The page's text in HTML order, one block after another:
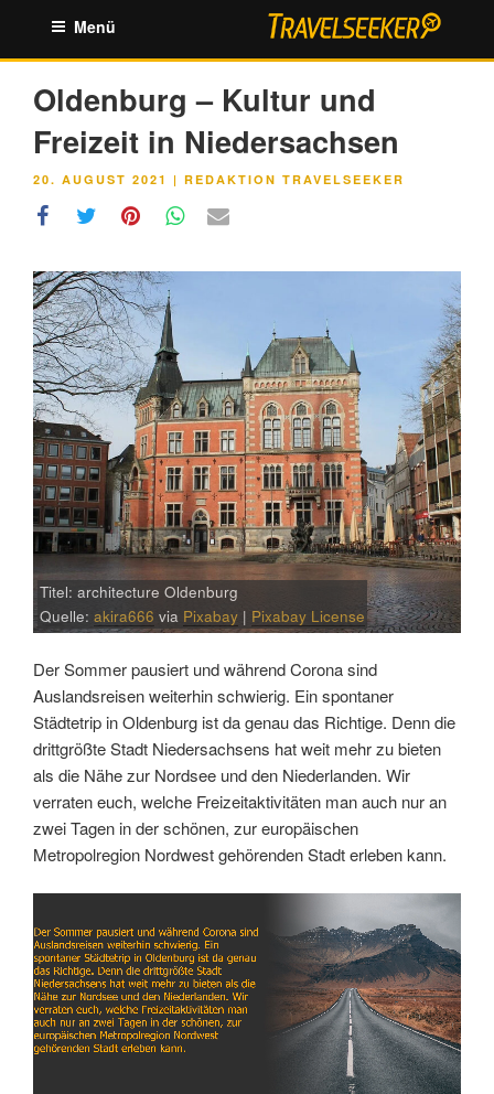
springen
Menü
Oldenburg – Kultur und
Freizeit in Niedersachsen
VERÖFFENTLICHT
20. AUGUST 2021 | REDAKTION TRAVELSEEKER
Titel: architecture Oldenburg
Quelle:akira666 via Pixabay | Pixabay License
Der Sommer pausiert und während Corona sind
Auslandsreisen weiterhin schwierig. Ein spontaner
Städtetrip in Oldenburg ist da genau das Richtige. Denn die
drittgrößte Stadt Niedersachsens hat weit mehr zu bieten
als die Nähe zur Nordsee und den Niederlanden. Wir
verraten euch, welche Freizeitaktivitäten man auch nur an
zwei Tagen in der schönen, zur europäischen
Metropolregion Nordwest gehörenden Stadt erleben kann.